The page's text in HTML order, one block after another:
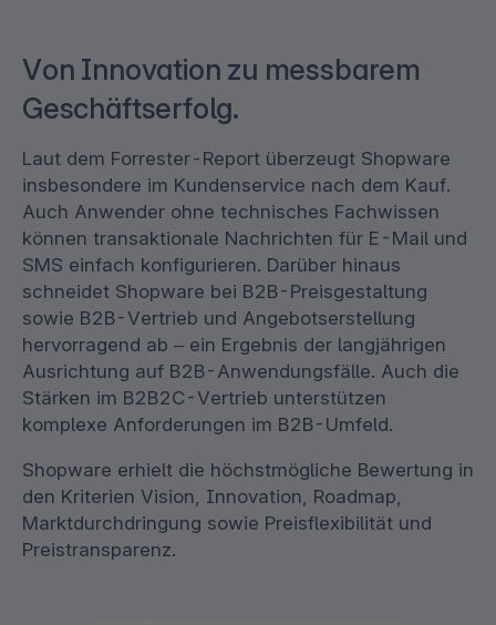
Von Innovation zu messbarem
Geschäftserfolg.
Laut dem Forrester-Report überzeugt Shopware
insbesondere im Kundenservice nach dem Kauf.
Auch Anwender ohne technisches Fachwissen
können transaktionale Nachrichten für E-Mail und
SMS einfach konfigurieren. Darüber hinaus
schneidet Shopware bei B2B-Preisgestaltung
sowie B2B-Vertrieb und Angebotserstellung
hervorragend ab – ein Ergebnis der langjährigen
Ausrichtung auf B2B-Anwendungsfälle. Auch die
Stärken im B2B2C-Vertrieb unterstützen
komplexe Anforderungen im B2B-Umfeld.
Shopware erhielt die höchstmögliche Bewertung in
den Kriterien Vision, Innovation, Roadmap,
Marktdurchdringung sowie Preisflexibilität und
Preistransparenz.